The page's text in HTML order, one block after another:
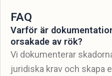
FAQ
Varför är
orsakade av rök?
Vi dokumenterar
juridiska krav och skapa